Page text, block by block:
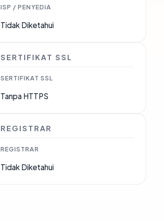
ISP / PENYEDIA
Tidak Diketahui
SERTIFIKAT SSL
SERTIFIKAT SSL
Tanpa HTTPS
REGISTRAR
REGISTRAR
Tidak Diketahui